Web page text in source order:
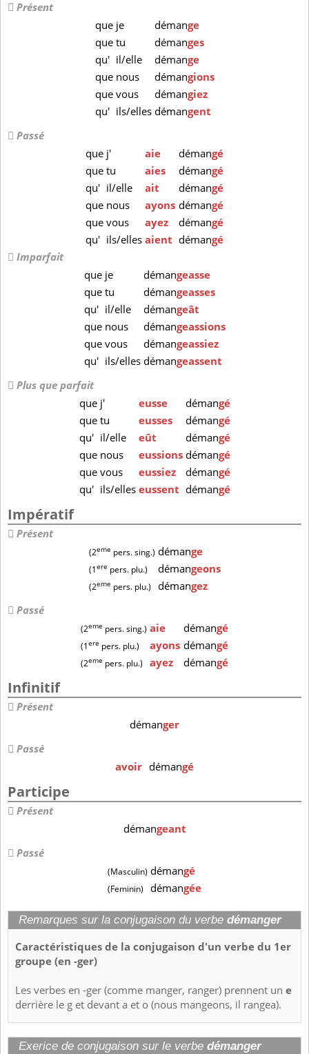
Présent
que je démange
que tu démanges
qu' il/elle démange
que nous démangions
que vous démangiez
qu' ils/elles démangent
Passé
que j' aie démangé
quetu aies démangé
qu' il/elle ait démangé
que nous ayons démangé
quevous ayez démangé
qu' ils/ellesaient démangé
Imparfait
que je démangeasse
que tu démangeasses
qu' il/elle démangeât
que nous démangeassions
que vous démangeassiez
qu' ils/elles démangeassent
Plus que parfait
que j' eusse démangé
que tu eusses démangé
qu' il/elle eût démangé
que nous eussions démangé
que vous eussiez démangé
qu' ils/elles eussent démangé
Impératif
Présent
(2eme pers. sing.) démange
(1ere pers. plu.) démangeons
(2eme pers. plu.) démangez
Passé
(2eme pers. sing.) aie démangé
(1ere pers. plu.) ayons démangé
(2eme pers. plu.) ayez démangé
Infinitif
Présent
démanger
Passé
avoir démangé
Participe
Présent
démangeant
Passé
(Masculin) démangé
(Feminin) démangée
Remarques sur la conjugaison du verbe démanger
Caractéristiques de la conjugaison d'un verbe du 1er
groupe (en -ger)
Les verbes en -ger (comme manger, ranger) prennent un e
derrière le g et devant a et o (nous mangeons, il rangea).
Exerice de conjugaison sur le verbe démanger